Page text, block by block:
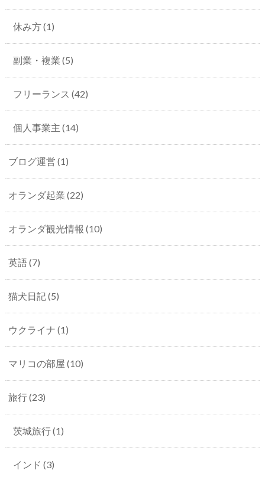
休み方(1)
副業・複業 (5)
フリーランス (42)
個人事業主 (14)
ブログ運営 (1)
オランダ起業 (22)
オランダ観光情報 (10)
英語(7)
猫犬日記(5)
ウクライナ (1)
マリコの部屋 (10)
旅行(23)
茨城旅行(1)
インド (3)